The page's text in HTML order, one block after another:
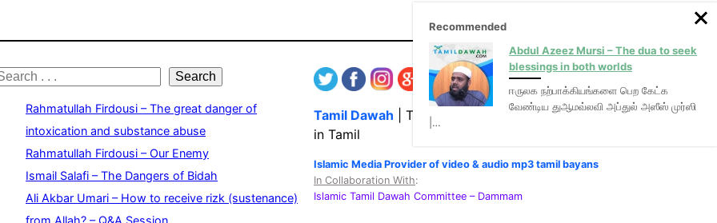
Search
Rahmatullah Firdousi – The great danger of
intoxication and substance abuse
Rahmatullah Firdousi – Our Enemy
Ismail Salafi – The Dangers of Bidah
Ali Akbar Umari – How to receive rizk (sustenance)
Tamil Dawah | The Media Hub for Islamic Lectures
in Tamil
Islamic Media Provider of video & audio mp3 tamil bayans
In Collaboration With:
Islamic Tamil Dawah Committee – Dammam
Recommended
Abdul Azeez Mursi – The dua to seek
blessings in both worlds
ஈருலக நற்பாக்கியங்களை பெற கேட்க
வேண்டிய துஆமவ்லவி அப்துல் அஸீஸ் முர்ஸி
|…